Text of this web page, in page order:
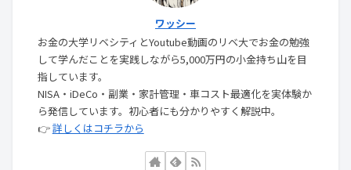
ワッシー
お金の大学リベシティとYoutube動画のリベ大でお金の勉強
して学んだことを実践しながら5,000万円の小金持ち山を目
指しています。
NISA・iDeCo・副業・家計管理・車コスト最適化を実体験か
ら発信しています。初心者にも分かりやすく解説中。
👉詳しくはコチラから